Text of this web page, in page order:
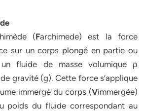
(Farchimede) est la force
sur un corps plongé en partie ou
un fluide de masse volumique ρ
gravité (g). Cette force s’applique
immergé du corps (Vimmergée)
poids du fluide correspondant au